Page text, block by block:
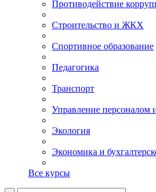
Противодействие
Строительство и ЖКХ
Спортивное образование
Педагогика
Транспорт
Управление персоналом
Экология
Экономика и
Все курсы